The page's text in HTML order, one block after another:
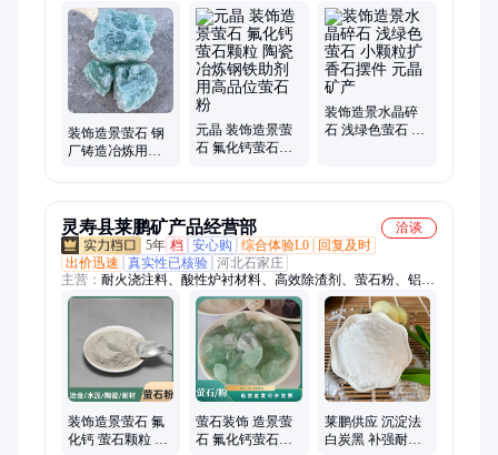
装饰造景萤石 钢
厂铸造冶炼用氟
元晶 装饰造景萤
石 氟化钙萤石颗
装饰造景水晶碎
石 浅绿色萤石 小
灵寿县莱鹏矿产品经营部
洽谈
5年 档 安心购 综合体验L0
回复及时
出价迅速
真实性已核验 河北石家庄
主营： 耐火浇注料、酸性炉衬材料、高效除渣剂、萤石粉、铝矾
土高铝细粉、石墨化增碳剂、透热炉打结料、线圈胶泥、中性炉
衬材料、导电粉、中间包可塑料、打炉料、干振料、刚玉炉衬
料、硅藻土、电气石托玛琳粉、膨润土、重晶石硫酸钡粉、蛭
石、高岭土、橡胶颗粒粉、石英沙石英粉、绿泥白泥修补料、凹
凸棒土、重质轻质碳酸钙、雨花石炉料
装饰造景萤石 氟
化钙 萤石颗粒 陶
萤石装饰 造景萤
石 氟化钙萤石颗
莱鹏供应 沉淀法
白炭黑 补强耐磨